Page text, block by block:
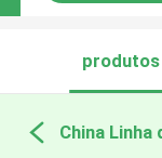
produtos